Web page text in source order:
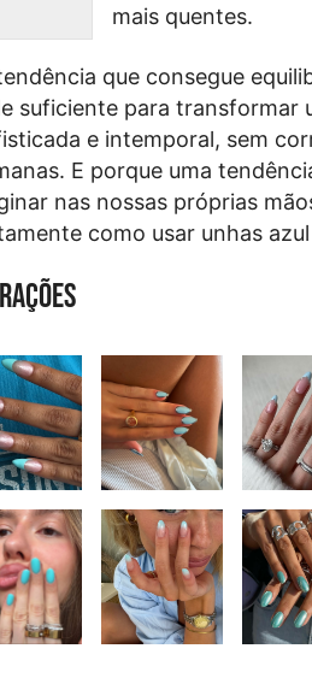
mais quentes.
que consegue
suficiente para transformar
e intemporal, sem
E porque uma
nas nossas próprias
como usar unhas